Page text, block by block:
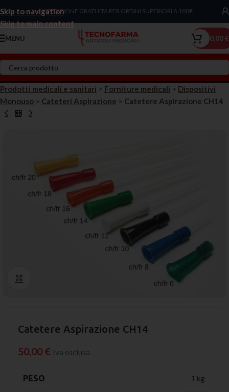
Skip to navigation
Skip to main content
Chiama Ora!SPEDIZIONE GRATUITA PER ORDINI SUPERIORI A 100€
MENU 0,00€
Prodotti medicali e sanitari > Forniture medicali > Dispositivi
Monouso > Cateteri Aspirazione > Catetere Aspirazione CH14
Catetere Aspirazione CH14
50,00 € Iva esclusa
PESO 1 kg